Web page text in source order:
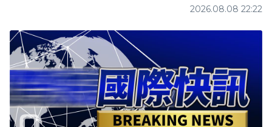
2026.08.08 22:22